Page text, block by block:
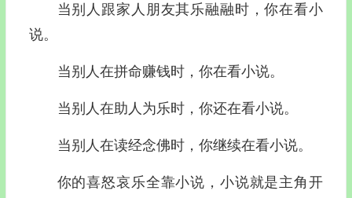
当别人跟家人朋友其乐融融时，你在看小
说。
当别人在拼命赚钱时，你在看小说。
当别人在助人为乐时，你还在看小说。
当别人在读经念佛时，你继续在看小说。
你的喜怒哀乐全靠小说，小说就是主角开